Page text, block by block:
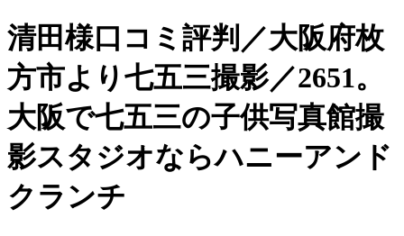
清田様口コミ評判／大阪府枚
方市より七五三撮影／2651。
大阪で七五三の子供写真館撮
影スタジオならハニーアンド
クランチ